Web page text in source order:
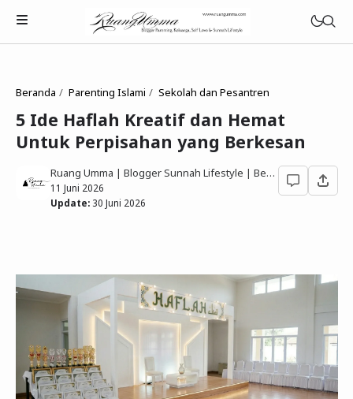
Parenting Islami
Rumah Tangga Muslimah
Review & Rekomendasi
Beranda Parenting Islami Sekolah dan Pesantren
5 Ide Haflah Kreatif dan Hemat
Untuk Perpisahan yang Berkesan
Ruang Umma | Blogger Sunnah Lifestyle | Berbagi Gaya Hidup Sesuai Quran Sunnah
11 Juni 2026
Update: 30 Juni 2026